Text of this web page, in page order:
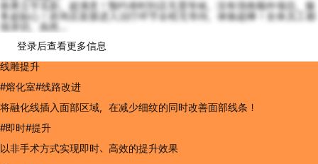
效果立竿见影，超满意！预约准时到店无需等候，没有强推额外项目，服
务超贴心！咨询后直接进入治疗环节全程无等待，体验超棒！全体员工都
很亲切，虽然...
登录后查看更多信息
线雕提升
#熔化室#线路改进
将融化线插入面部区域，在减少细纹的同时改善面部线条！
#即时#提升
以非手术方式实现即时、高效的提升效果